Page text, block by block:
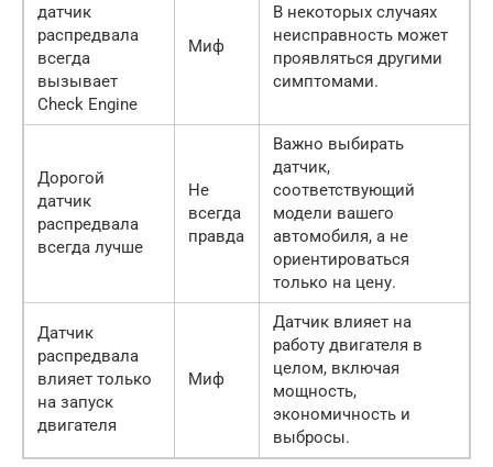
датчик
распредвала
всегда
вызывает
Check Engine
Миф
В некоторых случаях
неисправность может
проявляться другими
симптомами.
Дорогой
датчик
распредвала
всегда лучше
Не
всегда
правда
Важно выбирать
датчик,
соответствующий
модели вашего
автомобиля, а не
ориентироваться
только на цену.
Датчик
распредвала
влияет только
на запуск
двигателя
Миф
Датчик влияет на
работу двигателя в
целом, включая
мощность,
экономичность и
выбросы.